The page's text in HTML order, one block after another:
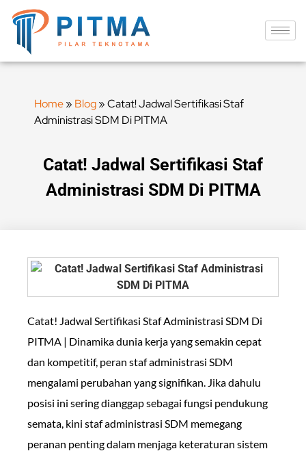
Home» Blog»Catat! Jadwal Sertifikasi Staf
Administrasi SDM Di PITMA
Catat! Jadwal Sertifikasi Staf
Administrasi SDM Di PITMA
Catat! Jadwal Sertifikasi Staf Administrasi SDM Di
PITMA | Dinamika dunia kerja yang semakin cepat
dan kompetitif, peran staf administrasi SDM
mengalami perubahan yang signifikan. Jika dahulu
posisi ini sering dianggap sebagai fungsi pendukung
semata, kini staf administrasi SDM memegang
peranan penting dalam menjaga keteraturan sistem